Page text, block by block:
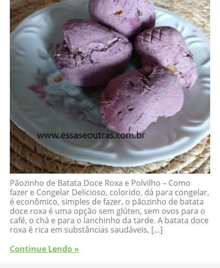
Pãozinho de Batata Doce Roxa e Polvilho – Como
fazer e Congelar Delicioso, colorido, dá para congelar,
é econômico, simples de fazer, o pãozinho de batata
doce roxa é uma opção sem glúten, sem ovos para o
café, o chá e para o lanchinho da tarde. A batata doce
roxa é rica em substâncias saudáveis, […]
Continue Lendo »